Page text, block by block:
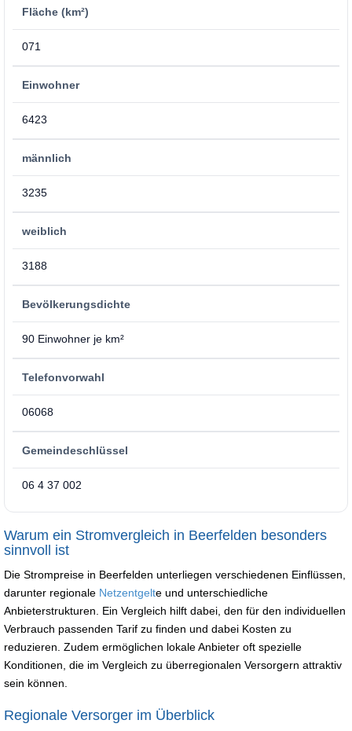
Fläche (km²)
071
Einwohner
6423
männlich
3235
weiblich
3188
Bevölkerungsdichte
90 Einwohner je km²
Telefonvorwahl
06068
Gemeindeschlüssel
06 4 37 002
Warum ein Stromvergleich in Beerfelden besonders
sinnvoll ist
Die Strompreise in Beerfelden unterliegen verschiedenen Einflüssen,
darunter regionale Netzentgelte und unterschiedliche
Anbieterstrukturen. Ein Vergleich hilft dabei, den für den individuellen
Verbrauch passenden Tarif zu finden und dabei Kosten zu
reduzieren. Zudem ermöglichen lokale Anbieter oft spezielle
Konditionen, die im Vergleich zu überregionalen Versorgern attraktiv
sein können.
Regionale Versorger im Überblick